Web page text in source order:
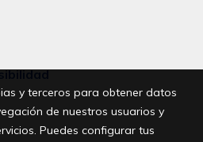
y terceros para obtener datos
de nuestros usuarios y
Puedes configurar tus